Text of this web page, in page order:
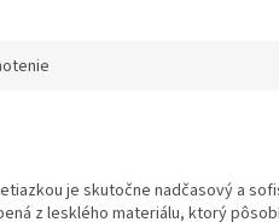
je skutočne nadčasový a
z lesklého materiálu, ktorý